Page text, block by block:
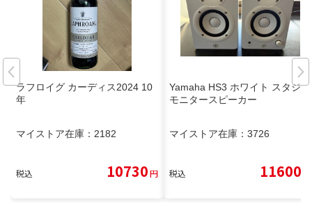
ラフロイグ カーディス2024 10
年
マイストア在庫： 2182
税込 10730円
Yamaha HS3 ホワイト スタジオ
モニタースピーカー
マイストア在庫： 3726
税込 11600